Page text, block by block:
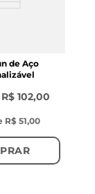
de Aço
R$ 102,00
R$ 51,00